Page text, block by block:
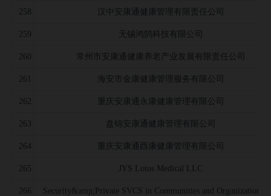
258 汉中安康通健康管理有限责任公司
259 无锡鸿鹄科技有限公司
260 常州市安康通健康养老产业发展有限责任公司
261 海安市金康健康管理服务有限公司
262 重庆安康通永康健康管理有限公司
263 盘锦安康通健康管理有限公司
264 重庆安康通酉康健康管理有限公司
265 JYS Lotus Medical LLC
266 Security&amp;Private SVCS in Communities and Organizations